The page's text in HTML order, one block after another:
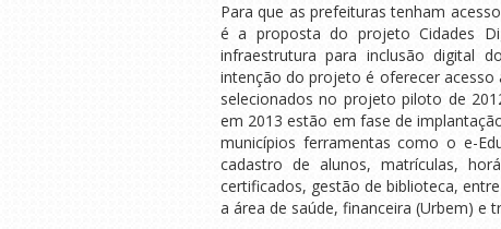
Para que as prefeituras tenham
é a proposta do projeto Cidades
infraestrutura para inclusão digital
intenção do projeto é oferecer
selecionados no projeto piloto de
em 2013 estão em fase de
municípios ferramentas como o e-
cadastro de alunos, matrículas,
certificados, gestão de biblioteca,
a área de saúde, financeira (Urbem) e